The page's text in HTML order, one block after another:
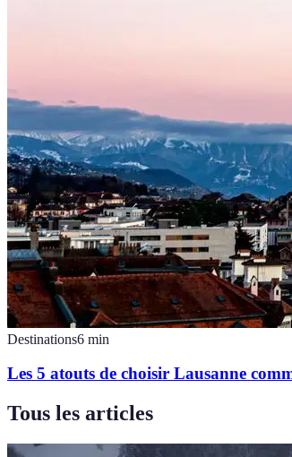
Destinations6 min
Les 5 atouts de choisir Lausanne
Tous les articles